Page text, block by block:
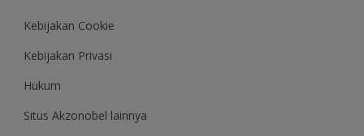
Kebijakan Cookie
Kebijakan Privasi
Hukum
Situs Akzonobel lainnya